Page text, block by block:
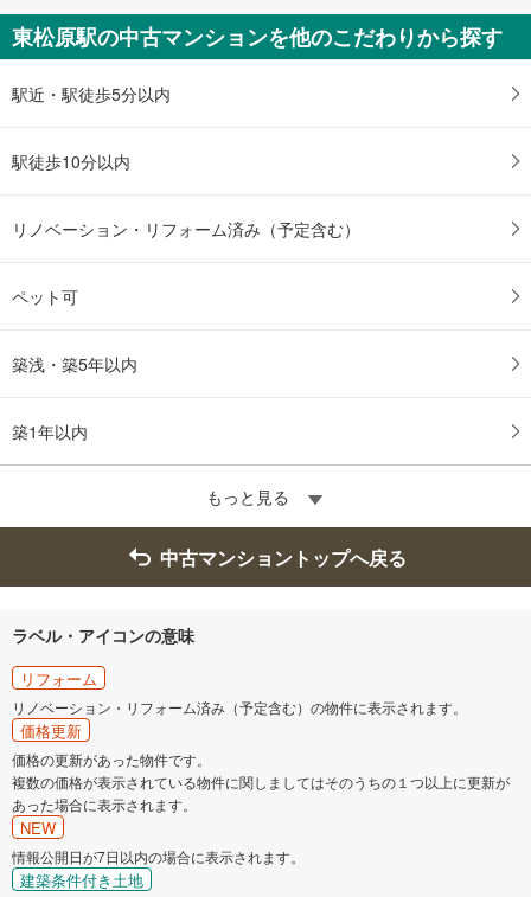
東松原駅の中古マンションを他のこだわりから探す
駅近・駅徒歩5分以内
駅徒歩10分以内
リノベーション・リフォーム済み（予定含む）
ペット可
築浅・築5年以内
築1年以内
もっと見る
中古マンショントップへ戻る
ラベル・アイコンの意味
リフォーム
リノベーション・リフォーム済み（予定含む）の物件に表示されます。
価格更新
価格の更新があった物件です。
複数の価格が表示されている物件に関しましてはそのうちの１つ以上に更新が
あった場合に表示されます。
NEW
情報公開日が7日以内の場合に表示されます。
建築条件付き土地